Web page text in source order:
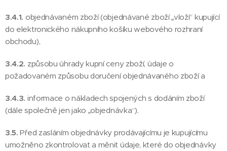
3.4.1. objednávaném zboží (objednávané zboží „vloží“ kupující
do elektronického nákupního košíku webového rozhraní
obchodu),
3.4.2. způsobu úhrady kupní ceny zboží, údaje o
požadovaném způsobu doručení objednávaného zboží a
3.4.3. informace o nákladech spojených s dodáním zboží
(dále společně jen jako „objednávka“).
3.5.Před zasláním objednávky prodávajícímu je kupujícímu
umožněno zkontrolovat a měnit údaje, které do objednávky